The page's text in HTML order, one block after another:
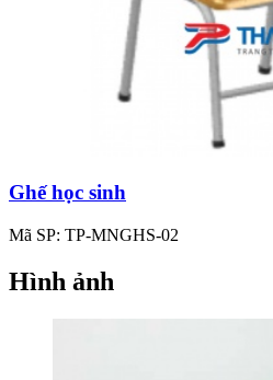
Ghế học sinh
Mã SP: TP-MNGHS-02
Hình ảnh